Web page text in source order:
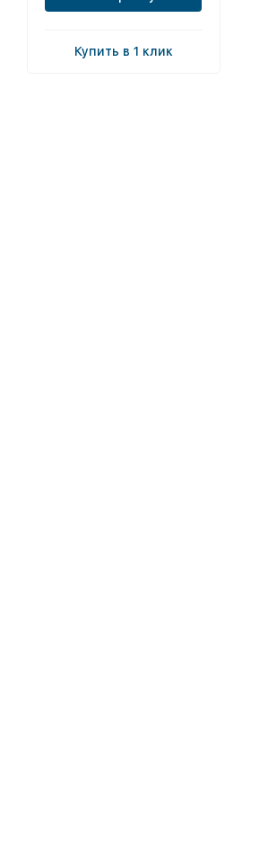
Купить в 1 клик